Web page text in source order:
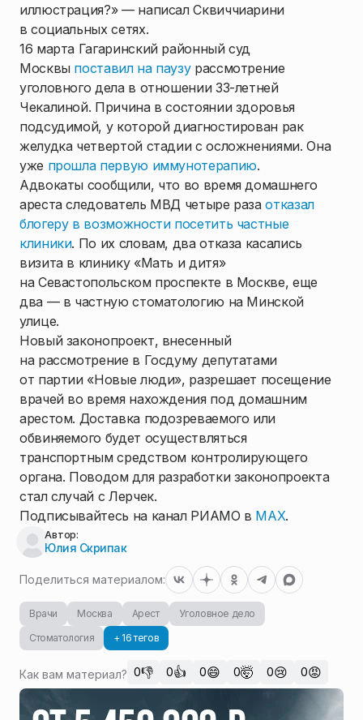
иллюстрация?» — написал Сквиччиарини
в социальных сетях.
16 марта Гагаринский районный суд
Москвы поставил на паузурассмотрение
уголовного дела в отношении 33-летней
Чекалиной. Причина в состоянии здоровья
подсудимой, у которой диагностирован рак
желудка четвертой стадии с осложнениями. Она
уже прошла первую иммунотерапию.
Адвокаты сообщили, что во время домашнего
ареста следователь МВД четыре разаотказал
блогеру в возможности посетить частные
клиники. По их словам, два отказа касались
визита в клинику «Мать и дитя»
на Севастопольском проспекте в Москве, еще
два — в частную стоматологию на Минской
улице.
Новый законопроект, внесенный
на рассмотрение в Госдуму депутатами
от партии «Новые люди», разрешает посещение
врачей во время нахождения под домашним
арестом. Доставка подозреваемого или
обвиняемого будет осуществляться
транспортным средством контролирующего
органа. Поводом для разработки законопроекта
стал случай с Лерчек.
Подписывайтесь на канал РИАМО в MAX.
Автор:
Юлия Скрипак
Поделиться материалом:
Врачи Москва Арест
Уголовное дело
Стоматология
+ 16 тегов
Как вам материал? 0👎 0👍 0😄 0🤯 0😢 0😡